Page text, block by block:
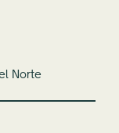
Norte